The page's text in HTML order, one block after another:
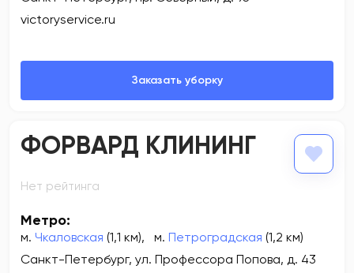
victoryservice.ru
ФОРВАРД КЛИНИНГ
Нет рейтинга
Метро:
м. Чкаловская (1,1 км), м. Петроградская (1,2 км)
Санкт-Петербург, ул. Профессора Попова, д. 43